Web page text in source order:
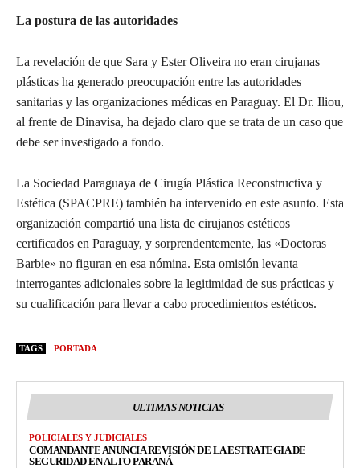
La postura de las autoridades
La revelación de que Sara y Ester Oliveira no eran cirujanas
plásticas ha generado preocupación entre las autoridades
sanitarias y las organizaciones médicas en Paraguay. El Dr. Iliou,
al frente de Dinavisa, ha dejado claro que se trata de un caso que
debe ser investigado a fondo.
La Sociedad Paraguaya de Cirugía Plástica Reconstructiva y
Estética (SPACPRE) también ha intervenido en este asunto. Esta
organización compartió una lista de cirujanos estéticos
certificados en Paraguay, y sorprendentemente, las «Doctoras
Barbie» no figuran en esa nómina. Esta omisión levanta
interrogantes adicionales sobre la legitimidad de sus prácticas y
su cualificación para llevar a cabo procedimientos estéticos.
TAGS PORTADA
ULTIMAS NOTICIAS
POLICIALES Y JUDICIALES
COMANDANTE ANUNCIA REVISIÓN DE LA ESTRATEGIA DE
SEGURIDAD EN ALTO PARANÁ